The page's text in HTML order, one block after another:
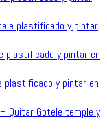
plastificado y pintar
plastificado y pintar en
plastificado y pintar en
Quitar Gotele temple y